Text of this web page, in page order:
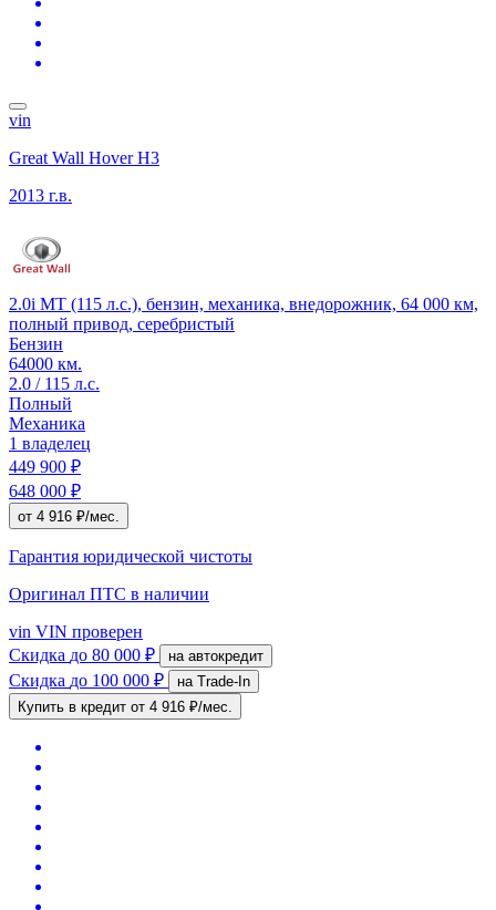
vin
Great Wall Hover H3
2013 г.в.
2.0i MT (115 л.с.), бензин, механика, внедорожник, 64 000 км,
полный привод, серебристый
Бензин
64000 км.
2.0 / 115 л.с.
Полный
Механика
1 владелец
449 900 ₽
648 000 ₽
от 4 916 ₽/мес.
Гарантия юридической чистоты
Оригинал ПТС в наличии
vin VIN проверен
Скидка до 80 000 ₽ на автокредит
Скидка до 100 000 ₽
на Trade-In
Купить в кредит от 4 916 ₽/мес.